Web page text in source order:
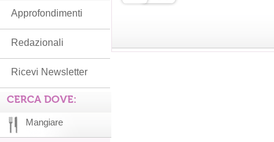
Approfondimenti
Redazionali
Ricevi Newsletter
CERCA DOVE:
Mangiare